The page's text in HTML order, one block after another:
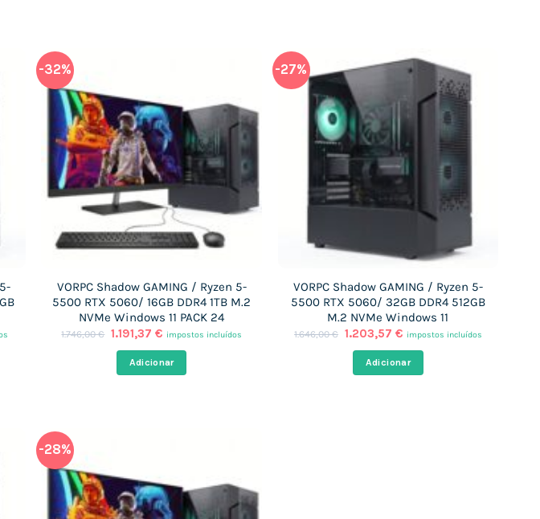
-32%
VORPC Shadow GAMING / Ryzen 5-
5500 RTX 5060/ 16GB DDR4 1TB M.2
NVMe Windows 11 PACK 24
1.746,00€ O
original
era:
1.191,37€ O
atual
é:
impostos incluídos
Adicionar
-27%
VORPC Shadow GAMING / Ryzen 5-
5500 RTX 5060/ 32GB DDR4 512GB
M.2 NVMe Windows 11
1.646,00€ O
original
era:
1.203,57 €O
atual
é:
impostos incluídos
Adicionar
-28%